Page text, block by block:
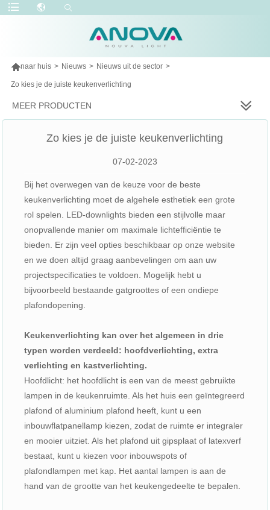
naar huis > Nieuws > Nieuws uit de sector >
Zo kies je de juiste keukenverlichting
MEER PRODUCTEN
Zo kies je de juiste keukenverlichting
07-02-2023
Bij het overwegen van de keuze voor de beste
keukenverlichting moet de algehele esthetiek een grote
rol spelen. LED-downlights bieden een stijlvolle maar
onopvallende manier om maximale lichtefficiëntie te
bieden. Er zijn veel opties beschikbaar op onze website
en we doen altijd graag aanbevelingen om aan uw
projectspecificaties te voldoen. Mogelijk hebt u
bijvoorbeeld bestaande gatgroottes of een ondiepe
plafondopening.
Keukenverlichting kan over het algemeen in drie
typen worden verdeeld: hoofdverlichting, extra
verlichting en kastverlichting.
Hoofdlicht: het hoofdlicht is een van de meest gebruikte
lampen in de keukenruimte. Als het huis een geïntegreerd
plafond of aluminium plafond heeft, kunt u een
inbouwflatpanellamp kiezen, zodat de ruimte er integraler
en mooier uitziet. Als het plafond uit gipsplaat of latexverf
bestaat, kunt u kiezen voor inbouwspots of
plafondlampen met kap. Het aantal lampen is aan de
hand van de grootte van het keukengedeelte te bepalen.